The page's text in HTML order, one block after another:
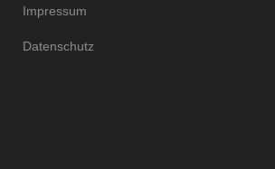
Impressum
Datenschutz